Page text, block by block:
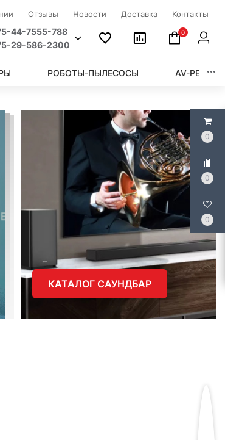
0
0
0
Отзывы Новости Доставка Контакты
44-7555-788
29-586-2300
0
РОБОТЫ-ПЫЛЕСОСЫ AV-
КАТАЛОГ САУНДБАР